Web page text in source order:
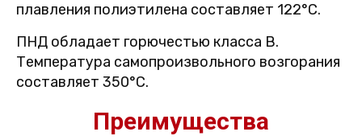
плавления полиэтилена составляет 122°С.
ПНД обладает горючестью класса B.
Температура самопроизвольного возгорания
составляет 350°С.
Преимущества